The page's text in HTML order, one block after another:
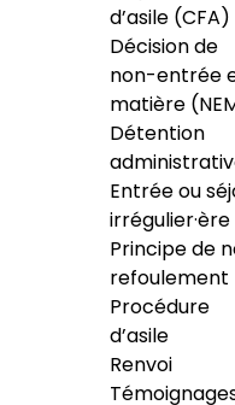
d’asile (CFA)
Décision de
non-entrée
matière
Détention
Entrée ou
irrégulier·ère
Principe de
refoulement
Procédure
d’asile
Renvoi